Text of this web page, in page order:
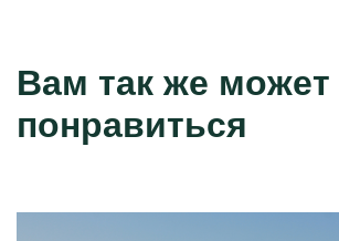
Вам так же может
понравиться